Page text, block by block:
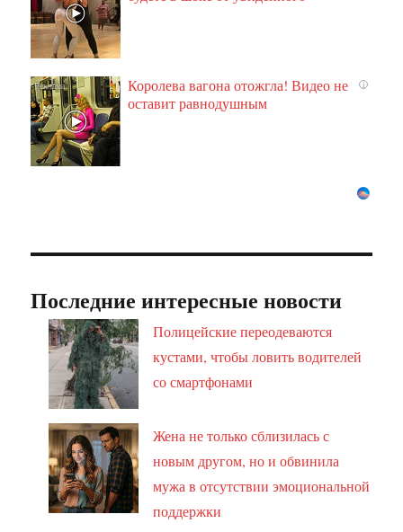
i
Королева вагона отожгла! Видео не
оставит равнодушным
Последние интересные новости
Полицейские переодеваются
кустами, чтобы ловить водителей
со смартфонами
Жена не только сблизилась с
новым другом, но и обвинила
мужа в отсутствии эмоциональной
поддержки